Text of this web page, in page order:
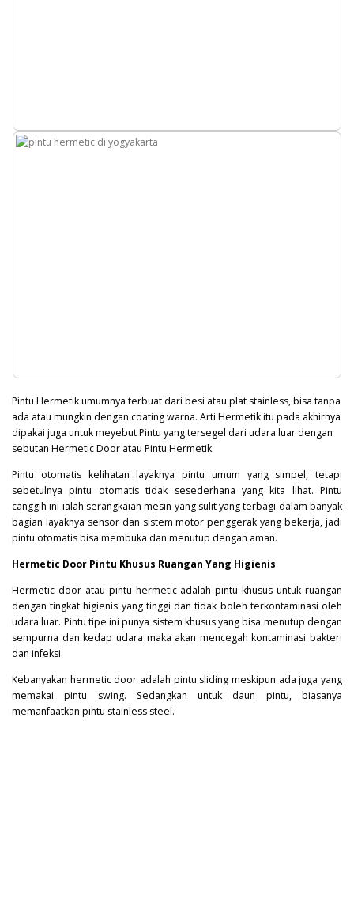
Pintu Hermetik umumnya terbuat dari besi atau plat stainless, bisa tanpa
ada atau mungkin dengan coating warna. Arti Hermetik itu pada akhirnya
dipakai juga untuk meyebut Pintu yang tersegel dari udara luar dengan
sebutan Hermetic Door atau Pintu Hermetik.
Pintu otomatis kelihatan layaknya pintu umum yang simpel, tetapi
sebetulnya pintu otomatis tidak sesederhana yang kita lihat. Pintu
canggih ini ialah serangkaian mesin yang sulit yang terbagi dalam banyak
bagian layaknya sensor dan sistem motor penggerak yang bekerja, jadi
pintu otomatis bisa membuka dan menutup dengan aman.
Hermetic Door Pintu Khusus Ruangan Yang Higienis
Hermetic door atau pintu hermetic adalah pintu khusus untuk ruangan
dengan tingkat higienis yang tinggi dan tidak boleh terkontaminasi oleh
udara luar. Pintu tipe ini punya sistem khusus yang bisa menutup dengan
sempurna dan kedap udara maka akan mencegah kontaminasi bakteri
dan infeksi.
Kebanyakan hermetic door adalah pintu sliding meskipun ada juga yang
memakai pintu swing. Sedangkan untuk daun pintu, biasanya
memanfaatkan pintu stainless steel.